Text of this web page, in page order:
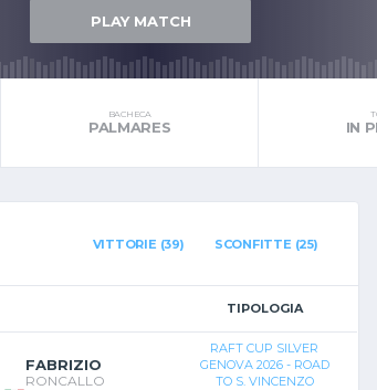
PLAY MATCH
BACHECA
PALMARES IN
VITTORIE (39) SCONFITTE (25)
TIPOLOGIA
FABRIZIO
RONCALLO
RAFT CUP SILVER
GENOVA 2026 - ROAD
TO S. VINCENZO